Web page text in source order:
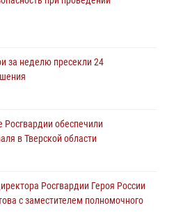
за неделю пресекли 24
обеспечили
в Тверской области
Росгвардии Героя России
с заместителем полномочного